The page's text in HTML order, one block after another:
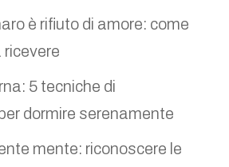
è rifiuto di amore: come
5 tecniche di
dormire serenamente
mente: riconoscere le